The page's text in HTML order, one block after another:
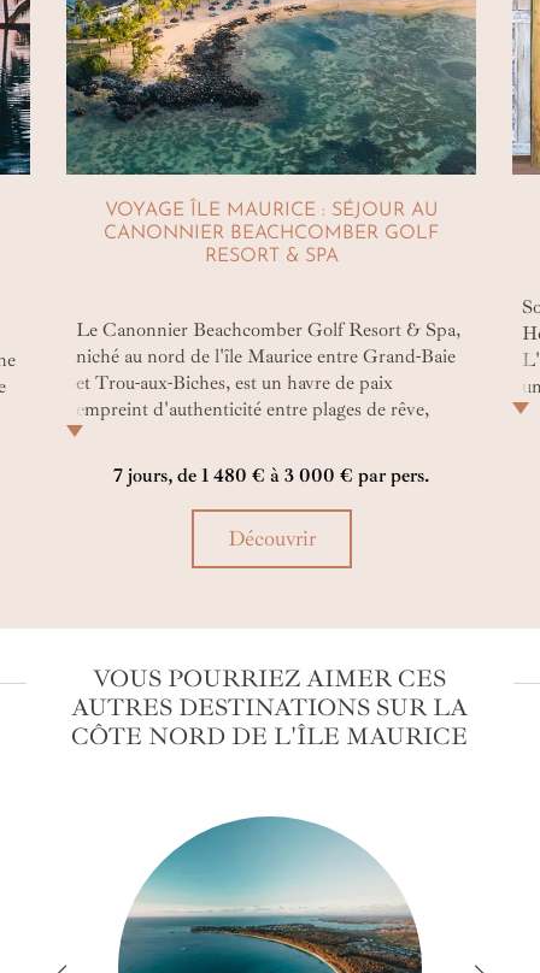
VOYAGE ÎLE MAURICE : SÉJOUR AU
CANONNIER BEACHCOMBER GOLF
RESORT & SPA
Le Canonnier Beachcomber Golf Resort & Spa,
niché au nord de l'île Maurice entre Grand-Baie
et Trou-aux-Biches, est un havre de paix
empreint d'authenticité entre plages de rêve,
jardins tropicaux, bien-être et loisirs sportifs et
culturels. Autant d'expériences s'offrent à vous
pour faire de votre escapade, un moment hors du
temps dans un cadre paradisiaque.
7 jours, de 1 480 € à 3 000 € par pers.
Découvrir
VOUS POURRIEZ AIMER CES
AUTRES DESTINATIONS SUR LA
CÔTE NORD DE L'ÎLE MAURICE